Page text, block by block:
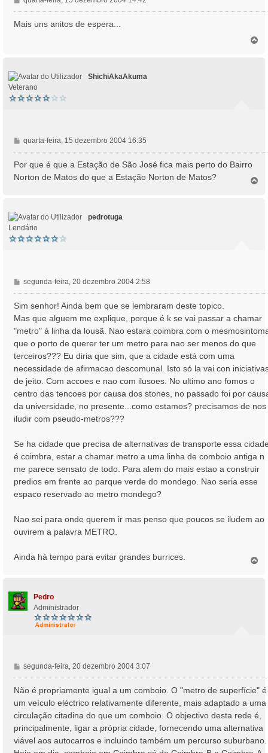
e
n
m
Mais uns anitos de espera...
ShichiAkaAkuma
Veterano
M
e
n
m
quarta-feira, 15 dezembro 2004 16:35
Por que é que a Estação de São José fica mais perto do Bairro
Norton de Matos do que a Estação Norton de Matos?
pedrotuga
Lendário
M
e
n
a
g
e
m
segunda-feira, 20 dezembro 2004 2:58
Sim senhor! Ainda bem que se lembraram deste topico.
Mas que alguem me explique, porque é k se vai passar a chamar
"metro" à linha da lousã. Nao estara coimbra com o
que o porto de querer ter um metro para nao ser menos do que
terceiros??? Eu diria que sim, que a cidade está com uma
necessidade de afirmacao descomunal. Isto só la vai con
de jeito. Com accoes e nao com ilusoes. No ultimo ano fomos o
centro das tencoes por causa dos stones, no passado foi por
da universidade, no presente...como estamos? precisamos de nos
iludir com pseudo-metros???
Se ha cidade que precisa de alternativas de transporte essa
é coimbra, estar a chamar metro a uma linha de comboio antiga n
me parece sensato de todo. Para alem do mais estao a construir
predios em frente ao parque verde do mondego. Nao seria esse
espaco reservado ao metro mondego?
Nao sei para onde querem ir mas penso que poucos se iludem ao
ouvirem a palavra METRO.
Ainda há tempo para evitar grandes burrices.
Pedro
Administrador
M
e
n
g
e
m
segunda-feira, 20 dezembro 2004 3:07
Não é propriamente igual a um comboio. O "metro de superfície" é
um veículo eléctrico relativamente diferente, mais adaptado a uma
circulação citadina do que um comboio. O objectivo desta rede é,
principalmente, ligar a própria cidade, fornecendo uma alternativa
viável aos autocarros e incluindo também um percurso suburbano.